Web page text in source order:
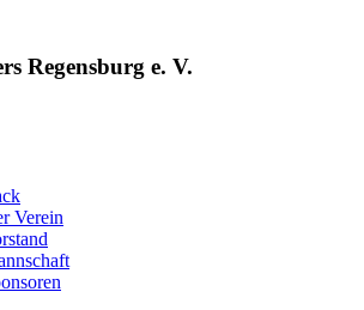
Regensburg e. V.
Verein